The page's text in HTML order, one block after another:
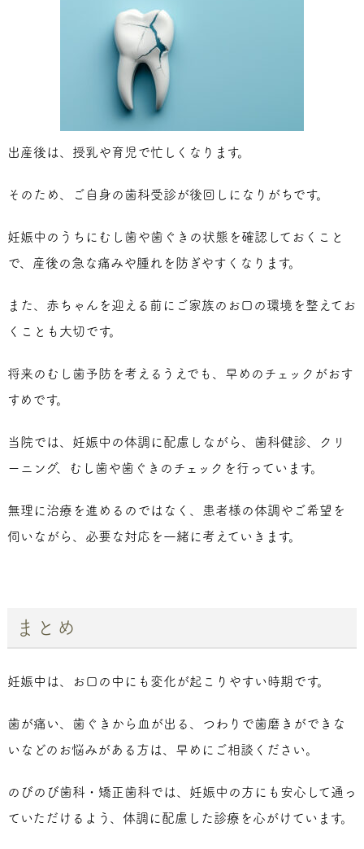
出産後は、授乳や育児で忙しくなります。
そのため、ご自身の歯科受診が後回しになりがちです。
妊娠中のうちにむし歯や歯ぐきの状態を確認しておくこと
で、産後の急な痛みや腫れを防ぎやすくなります。
また、赤ちゃんを迎える前にご家族のお口の環境を整えてお
くことも大切です。
将来のむし歯予防を考えるうえでも、早めのチェックがおす
すめです。
当院では、妊娠中の体調に配慮しながら、歯科健診、クリ
ーニング、むし歯や歯ぐきのチェックを行っています。
無理に治療を進めるのではなく、患者様の体調やご希望を
伺いながら、必要な対応を一緒に考えていきます。
まとめ
妊娠中は、お口の中にも変化が起こりやすい時期です。
歯が痛い、歯ぐきから血が出る、つわりで歯磨きができな
いなどのお悩みがある方は、早めにご相談ください。
のびのび歯科・矯正歯科では、妊娠中の方にも安心して通っ
ていただけるよう、体調に配慮した診療を心がけています。